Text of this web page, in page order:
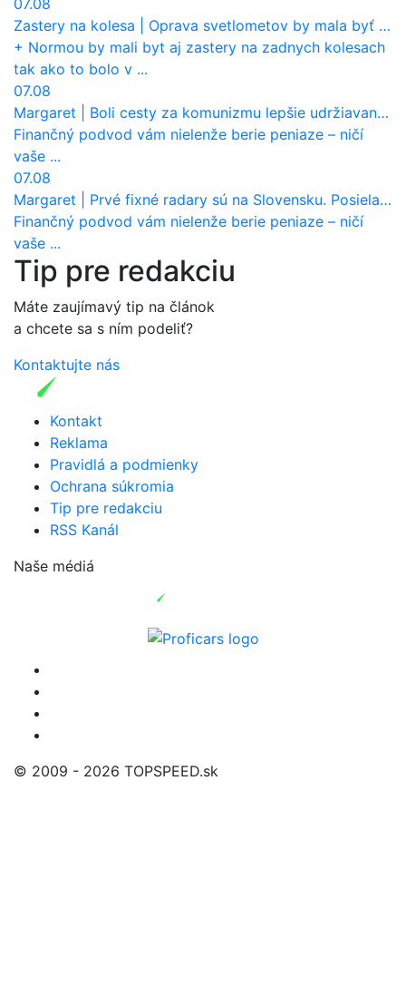
07.08
Zastery na kolesa
Oprava svetlometov by mala byť normou. Jeden nový dnes stojí priemerne 1251 eur!
+ Normou by mali byt aj zastery na zadnych kolesach
tak ako to bolo v ...
07.08
Margaret
Boli cesty za komunizmu lepšie udržiavané ako dnes?
Finančný podvod vám nielenže berie peniaze – ničí
vaše ...
07.08
Margaret
Prvé fixné radary sú na Slovensku. Posielajú už pokuty? Ukáže ich Waze?
Finančný podvod vám nielenže berie peniaze – ničí
vaše ...
Tip pre redakciu
Máte zaujímavý tip na článok
a chcete sa s ním podeliť?
Kontaktujte nás
Kontakt
Reklama
Pravidlá a podmienky
Ochrana súkromia
Tip pre redakciu
RSS Kanál
Naše médiá
© 2009 - 2026 TOPSPEED.sk